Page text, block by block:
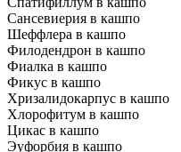
Сансевиерия в кашпо
Шеффлера в кашпо
Филодендрон в кашпо
Фиалка в кашпо
Фикус в кашпо
Хризалидокарпус в кашпо
Хлорофитум в кашпо
Цикас в кашпо
Эуфорбия в кашпо